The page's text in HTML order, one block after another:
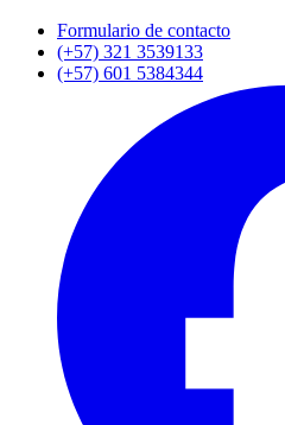
Formulario de contacto
(+57) 321 3539133
(+57) 601 5384344